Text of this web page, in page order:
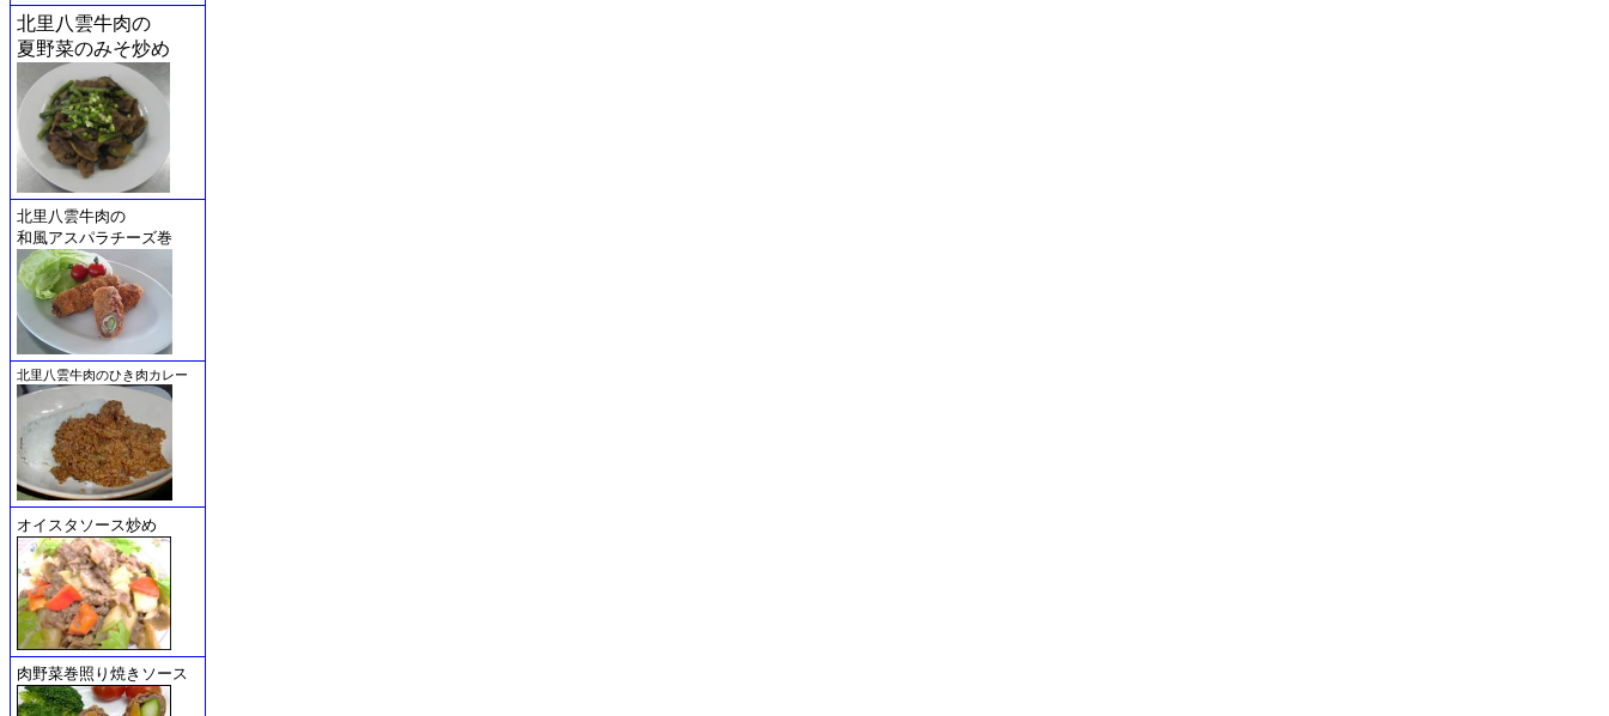
北里八雲牛肉の
夏野菜のみそ炒め
北里八雲牛肉の
和風アスパラチーズ巻
北里八雲牛肉のひき肉カレー
オイスタソース炒め
肉野菜巻照り焼きソース